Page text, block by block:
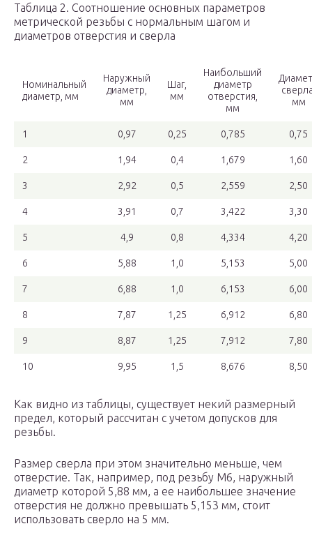
Таблица 2. Соотношение основных параметров
метрической резьбы с нормальным шагом и
диаметров отверстия и сверла
Номинальный
диаметр, мм
Наружный
диаметр,
мм
Шаг,
мм
Наибольший
диаметр
отверстия,
мм
мм
1 0,97 0,25 0,785 0,75
2 1,94 0,4 1,679 1,60
3 2,92 0,5 2,559 2,50
4 3,91 0,7 3,422 3,30
5 4,9 0,8 4,334 4,20
6 5,88 1,0 5,153 5,00
7 6,88 1,0 6,153 6,00
8 7,87 1,25 6,912 6,80
9 8,87 1,25 7,912 7,80
10 9,95 1,5 8,676 8,50
Как видно из таблицы, существует некий размерный
предел, который рассчитан с учетом допусков для
резьбы.
Размер сверла при этом значительно меньше, чем
отверстие. Так, например, под резьбу М6, наружный
диаметр которой 5,88 мм, а ее наибольшее значение
отверстия не должно превышать 5,153 мм, стоит
использовать сверло на 5 мм.